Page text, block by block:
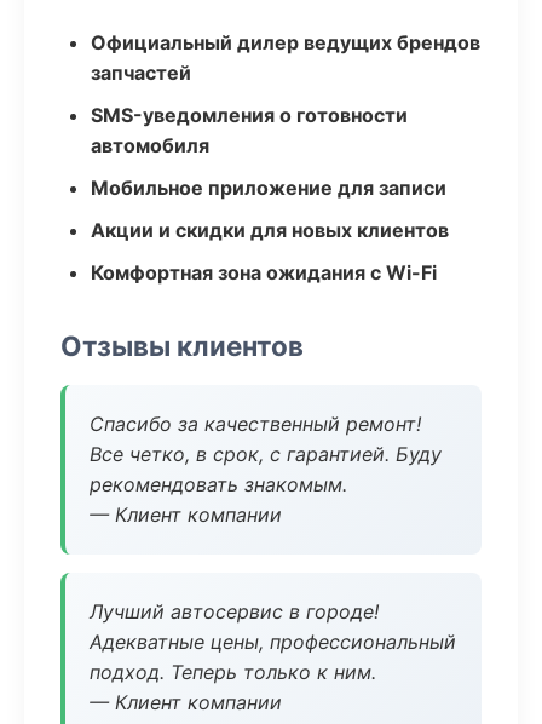
Официальный дилер ведущих брендов
запчастей
SMS-уведомления о готовности
автомобиля
Мобильное приложение для записи
Акции и скидки для новых клиентов
Комфортная зона ожидания с Wi-Fi
Отзывы клиентов
Спасибо за качественный ремонт!
Все четко, в срок, с гарантией. Буду
рекомендовать знакомым.
— Клиент компании
Лучший автосервис в городе!
Адекватные цены, профессиональный
подход. Теперь только к ним.
— Клиент компании